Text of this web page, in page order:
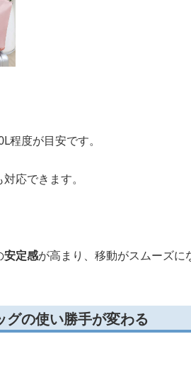
度が目安です。
応できます。
安定感が高まり、移動がスムーズに
の使い勝手が変わる